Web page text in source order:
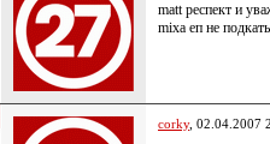
matt респект и
mixa еп не
corky, 02.04.2007